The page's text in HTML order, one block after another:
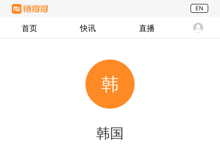
EN
首页 快讯 直播
韩
韩国